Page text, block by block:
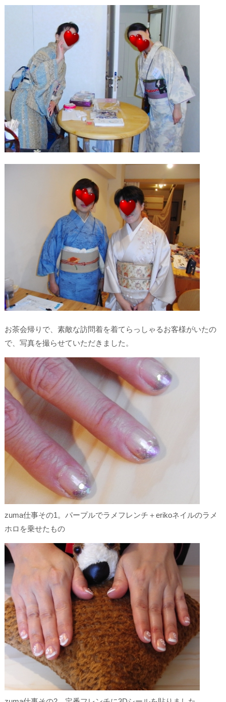
お茶会帰りで、素敵な訪問着を着てらっしゃるお客様がいたの
で、写真を撮らせていただきました。
zuma仕事その1。パープルでラメフレンチ＋erikoネイルのラメ
ホロを乗せたもの